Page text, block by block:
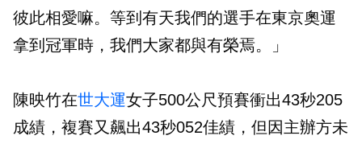
彼此相愛嘛。等到有天我們的選手在東京奧運
拿到冠軍時，我們大家都與有榮焉。」
陳映竹在世大運女子500公尺預賽衝出43秒205
成績，複賽又飆出43秒052佳績，但因主辦方未